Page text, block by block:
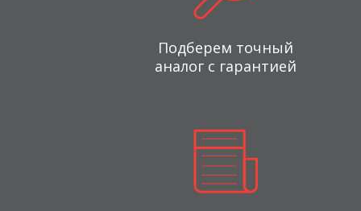
Подберем точный
аналог с гарантией